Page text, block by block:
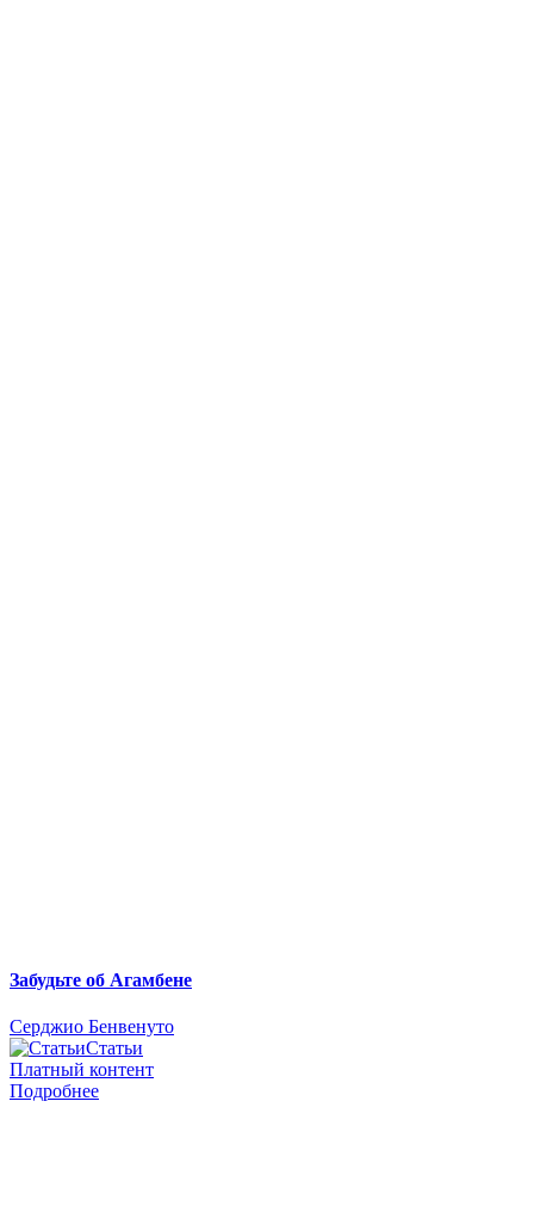
Забудьте об Агамбене
Серджио Бенвенуто
Статьи
Платный контент
Подробнее